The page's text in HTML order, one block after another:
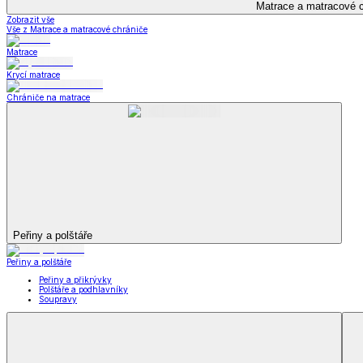
Kuchyňský a jídelní textil
Kuchyňský a jídelní textil
Kuchyňské zástěry a chňapky
Utěrky
Ubrusy a prostírání
Zobrazit vše
Vše z Kuchyňský a jídelní textil
Kuchyňské zástěry a chňapky
Utěrky